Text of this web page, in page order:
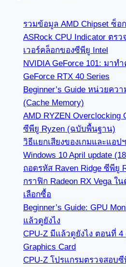
รวมข้อมูล AMD Chipset ซ็อ
ASRock CPU Indicator ตร
เวอร์คล็อกของซีพียู Intel
NVIDIA GeForce 101: มาท
GeForce RTX 40 Series
Beginner’s Guide หน่วยค
(Cache Memory)
AMD RYZEN Overclocking
ซีพียู Ryzen (ฉบับพื้นฐาน)
วิธีแยกเสียงของเกมและแอป
Windows 10 April update
ถอดรหัส Raven Ridge ซีพียู
กราฟิก Radeon RX Vega
เลือกซื้อ
Beginner’s Guide: GPU
แล้วดูยังไง
CPU-Z มีแล้วดูยังไง ตอนที่
Graphics Card
CPU-Z โปรแกรมตรวจสอบ